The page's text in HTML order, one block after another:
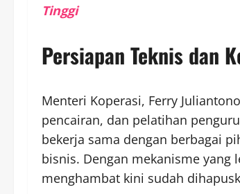
Tinggi
Persiapan Teknis dan
Menteri Koperasi, Ferry
pencairan, dan pelatihan
bekerja sama dengan berbagai
bisnis. Dengan mekanisme
menghambat kini sudah